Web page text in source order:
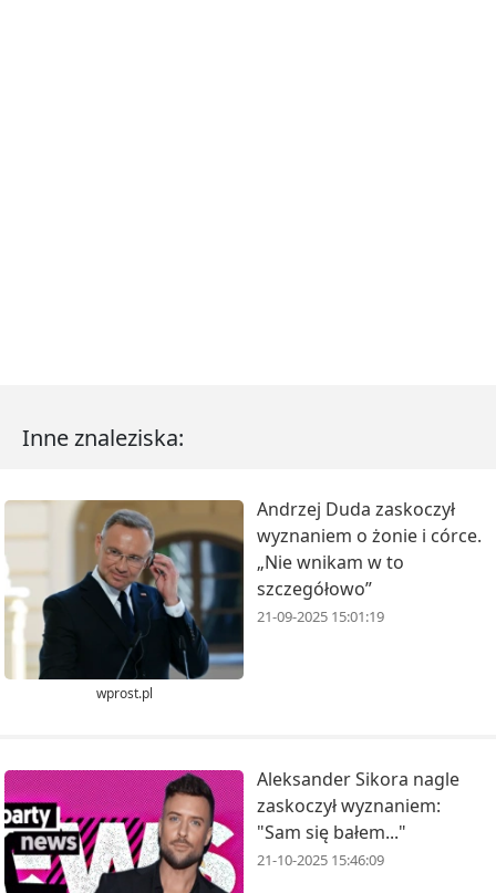
Inne znaleziska:
wprost.pl
Andrzej Duda zaskoczył
wyznaniem o żonie i córce.
„Nie wnikam w to
szczegółowo”
21-09-2025 15:01:19
Aleksander Sikora nagle
zaskoczył wyznaniem:
"Sam się bałem..."
21-10-2025 15:46:09